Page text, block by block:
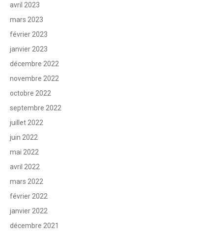
avril 2023
mars 2023
février 2023
janvier 2023
décembre 2022
novembre 2022
octobre 2022
septembre 2022
juillet 2022
juin 2022
mai 2022
avril 2022
mars 2022
février 2022
janvier 2022
décembre 2021